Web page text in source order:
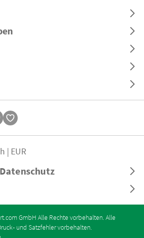
| EUR
GmbH Alle Rechte vorbehalten. Alle
und Satzfehler vorbehalten.